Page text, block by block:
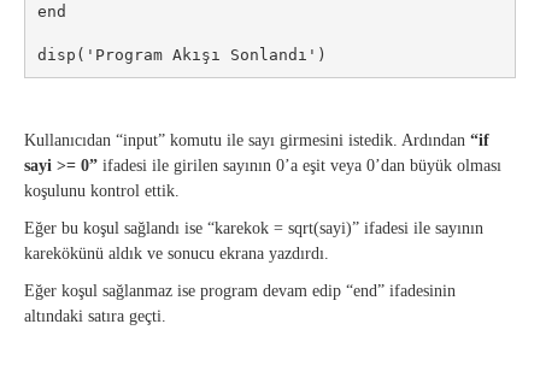
end
disp('Program Akışı Sonlandı')
Kullanıcıdan “input” komutu ile sayı girmesini istedik. Ardından “if
sayi >= 0” ifadesi ile girilen sayının 0’a eşit veya 0’dan büyük olması
koşulunu kontrol ettik.
Eğer bu koşul sağlandı ise “karekok = sqrt(sayi)” ifadesi ile sayının
karekökünü aldık ve sonucu ekrana yazdırdı.
Eğer koşul sağlanmaz ise program devam edip “end” ifadesinin
altındaki satıra geçti.